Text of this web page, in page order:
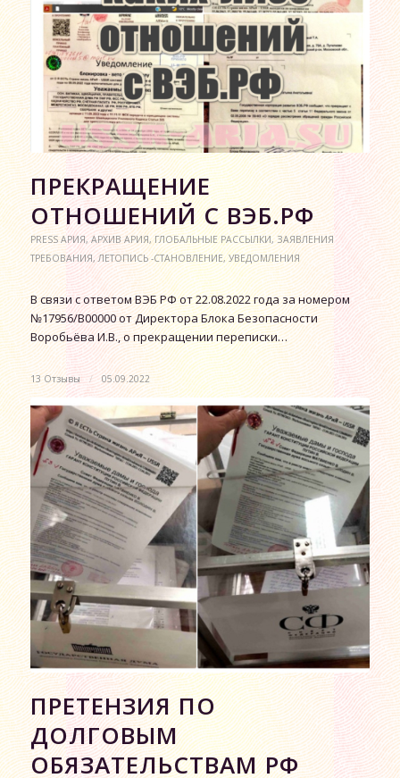
ПРЕКРАЩЕНИЕ
ОТНОШЕНИЙ С ВЭБ.РФ
PRESS АРИЯ,АРХИВ АРИЯ,ГЛОБАЛЬНЫЕ РАССЫЛКИ,ЗАЯВЛЕНИЯ
ТРЕБОВАНИЯ,ЛЕТОПИСЬ -СТАНОВЛЕНИЕ,УВЕДОМЛЕНИЯ
В связи с ответом ВЭБ РФ от 22.08.2022 года за номером
№17956/В00000 от Директора Блока Безопасности
Воробьёва И.В., о прекращении переписки…
13 Отзывы / 05.09.2022
ПРЕТЕНЗИЯ ПО
ДОЛГОВЫМ
ОБЯЗАТЕЛЬСТВАМ РФ